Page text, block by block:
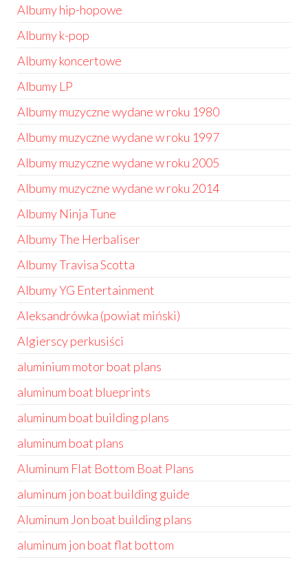
Albumy hip-hopowe
Albumy k-pop
Albumy koncertowe
Albumy LP
Albumy muzyczne wydane w roku 1980
Albumy muzyczne wydane w roku 1997
Albumy muzyczne wydane w roku 2005
Albumy muzyczne wydane w roku 2014
Albumy Ninja Tune
Albumy The Herbaliser
Albumy Travisa Scotta
Albumy YG Entertainment
Aleksandrówka (powiat miński)
Algierscy perkusiści
aluminium motor boat plans
aluminum boat blueprints
aluminum boat building plans
aluminum boat plans
Aluminum Flat Bottom Boat Plans
aluminum jon boat building guide
Aluminum Jon boat building plans
aluminum jon boat flat bottom